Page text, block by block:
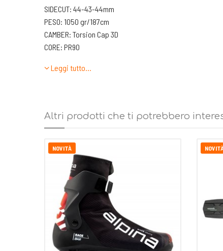
SIDECUT: 44-43-44mm
PESO: 1050 gr/187cm
CAMBER: Torsion Cap 3D
CORE: PR90
Leggi tutto…
Altri prodotti che ti potrebbero
NOVITÀ